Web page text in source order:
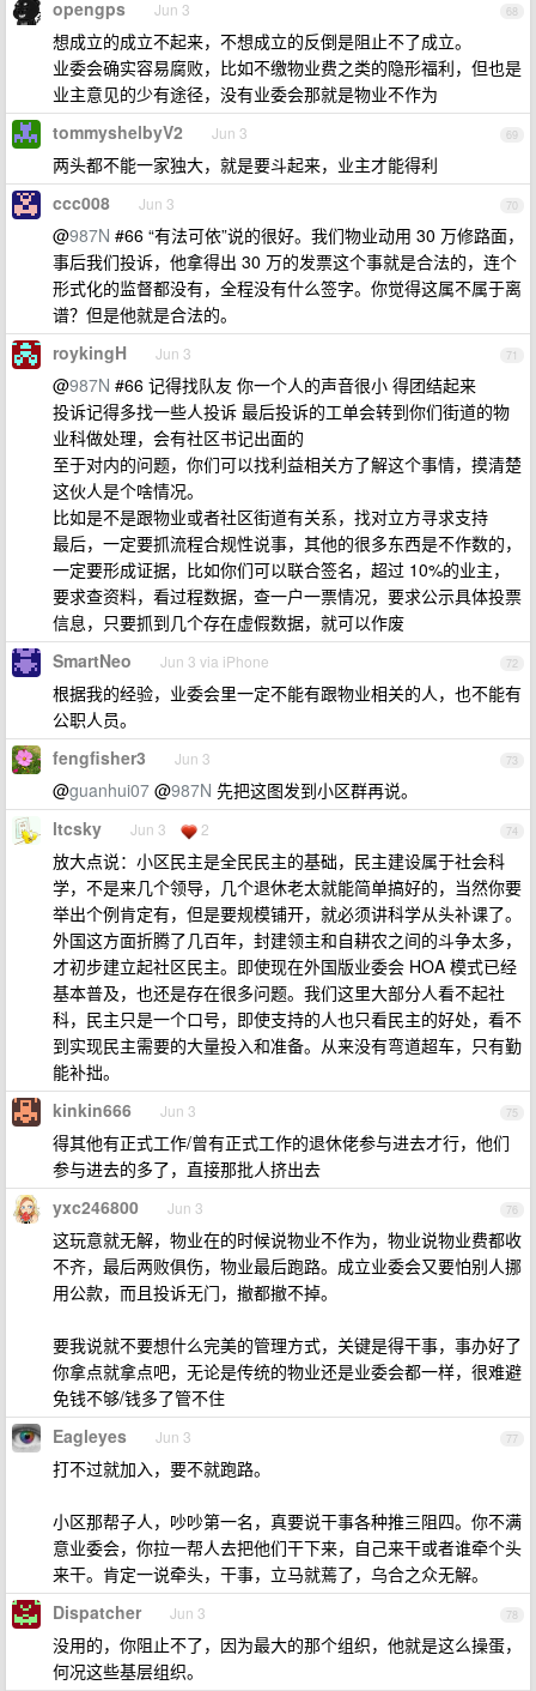
68
opengps Jun 3
想成立的成立不起来，不想成立的反倒是阻止不了成立。
业委会确实容易腐败，比如不缴物业费之类的隐形福利，但也是
业主意见的少有途径，没有业委会那就是物业不作为
69
tommyshelbyV2 Jun 3
两头都不能一家独大，就是要斗起来，业主才能得利
70
ccc008 Jun 3
@987N #66 “有法可依”说的很好。我们物业动用 30 万修路面，
事后我们投诉，他拿得出 30 万的发票这个事就是合法的，连个
形式化的监督都没有，全程没有什么签字。你觉得这属不属于离
谱？但是他就是合法的。
71
roykingH Jun 3
@987N #66 记得找队友 你一个人的声音很小 得团结起来
投诉记得多找一些人投诉 最后投诉的工单会转到你们街道的物
业科做处理，会有社区书记出面的
至于对内的问题，你们可以找利益相关方了解这个事情，摸清楚
这伙人是个啥情况。
比如是不是跟物业或者社区街道有关系，找对立方寻求支持
最后，一定要抓流程合规性说事，其他的很多东西是不作数的，
一定要形成证据，比如你们可以联合签名，超过 10%的业主，
要求查资料，看过程数据，查一户一票情况，要求公示具体投票
信息，只要抓到几个存在虚假数据，就可以作废
72
SmartNeo Jun 3 via iPhone
根据我的经验，业委会里一定不能有跟物业相关的人，也不能有
公职人员。
73
fengfisher3 Jun 3
@guanhui07 @987N 先把这图发到小区群再说。
74
ltcsky Jun 3 2
放大点说：小区民主是全民民主的基础，民主建设属于社会科
学，不是来几个领导，几个退休老太就能简单搞好的，当然你要
举出个例肯定有，但是要规模铺开，就必须讲科学从头补课了。
外国这方面折腾了几百年，封建领主和自耕农之间的斗争太多，
才初步建立起社区民主。即使现在外国版业委会 HOA 模式已经
基本普及，也还是存在很多问题。我们这里大部分人看不起社
科，民主只是一个口号，即使支持的人也只看民主的好处，看不
到实现民主需要的大量投入和准备。从来没有弯道超车，只有勤
能补拙。
75
kinkin666 Jun 3
得其他有正式工作/曾有正式工作的退休佬参与进去才行，他们
参与进去的多了，直接那批人挤出去
76
yxc246800 Jun 3
这玩意就无解，物业在的时候说物业不作为，物业说物业费都收
不齐，最后两败俱伤，物业最后跑路。成立业委会又要怕别人挪
用公款，而且投诉无门，撤都撤不掉。
要我说就不要想什么完美的管理方式，关键是得干事，事办好了
你拿点就拿点吧，无论是传统的物业还是业委会都一样，很难避
免钱不够/钱多了管不住
77
Eagleyes Jun 3
打不过就加入，要不就跑路。
小区那帮子人，吵吵第一名，真要说干事各种推三阻四。你不满
意业委会，你拉一帮人去把他们干下来，自己来干或者谁牵个头
来干。肯定一说牵头，干事，立马就蔫了，乌合之众无解。
78
Dispatcher Jun 3
没用的，你阻止不了，因为最大的那个组织，他就是这么操蛋，
何况这些基层组织。